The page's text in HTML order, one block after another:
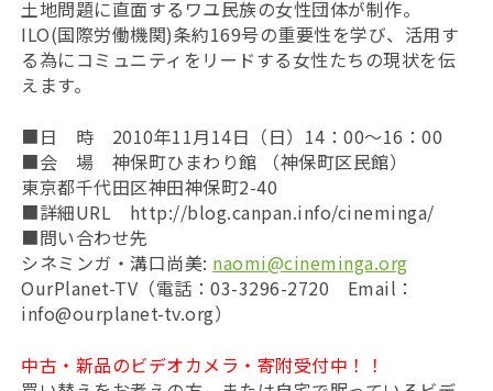
土地問題に直面するワユ民族の女性団体が制作。
ILO(国際労働機関)条約169号の重要性を学び、活用す
る為にコミュニティをリードする女性たちの現状を伝
えます。
■日 時 2010年11月14日（日）14：00～16：00
■会 場 神保町ひまわり館 （神保町区民館）
東京都千代田区神田神保町2-40
■詳細URL http://blog.canpan.info/cineminga/
■問い合わせ先
シネミンガ・溝口尚美: naomi@cineminga.org
OurPlanet-TV（電話：03-3296-2720 Email：
info@ourplanet-tv.org）
中古・新品のビデオカメラ・寄附受付中！！